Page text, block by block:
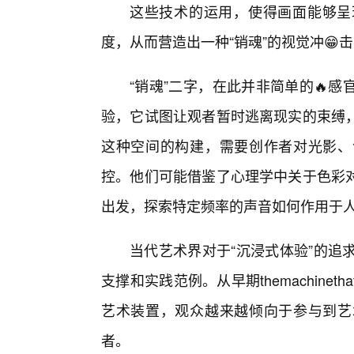
这些技术的运用，使得画面能够
度，从而营造出一种“销魂”的视觉冲😁
“销魂”二字，在此并非简单的🔥
验，它试图让观者暂时逃离现实的束
这种空间的构建，需要创作者对光影
控。他们可能借鉴了心理学中关于色
出发，探索特定频率的声音如何作用于
当代艺术界对于“沉浸式体验”的追
支撑和实践范例。从早期
艺术装置，观众越来越倾向于参与到
者。